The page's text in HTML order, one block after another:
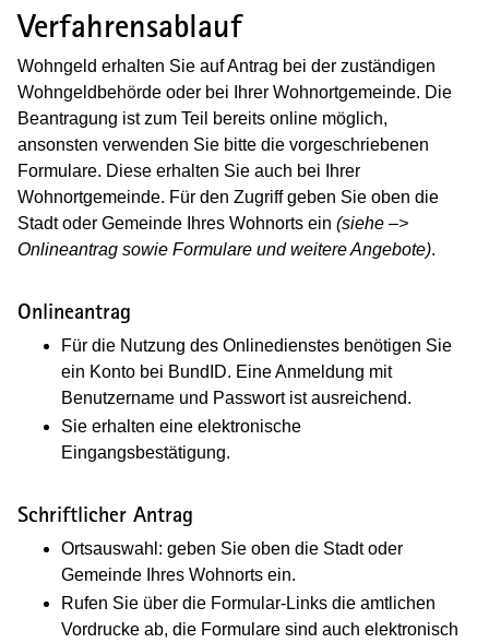
Verfahrensablauf
Wohngeld erhalten Sie auf Antrag bei der zuständigen
Wohngeldbehörde oder bei Ihrer Wohnortgemeinde. Die
Beantragung ist zum Teil bereits online möglich,
ansonsten verwenden Sie bitte die vorgeschriebenen
Formulare. Diese erhalten Sie auch bei Ihrer
Wohnortgemeinde. Für den Zugriff geben Sie oben die
Stadt oder Gemeinde Ihres Wohnorts ein (siehe –>
Onlineantrag sowie Formulare und weitere Angebote).
Onlineantrag
Für die Nutzung des Onlinedienstes benötigen Sie
ein Konto bei BundID. Eine Anmeldung mit
Benutzername und Passwort ist ausreichend.
Sie erhalten eine elektronische
Eingangsbestätigung.
Schriftlicher Antrag
Ortsauswahl: geben Sie oben die Stadt oder
Gemeinde Ihres Wohnorts ein.
Rufen Sie über die Formular-Links die amtlichen
Vordrucke ab, die Formulare sind auch elektronisch